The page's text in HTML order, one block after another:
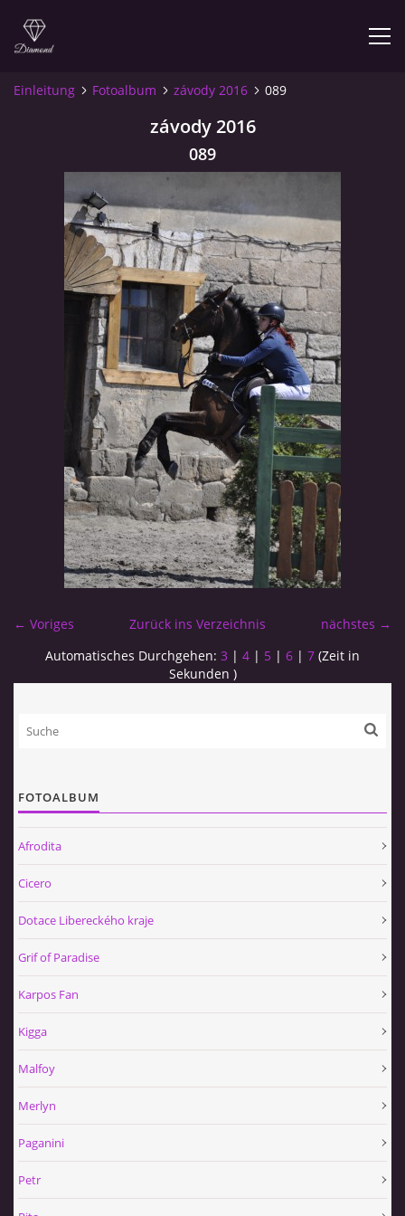
© 2026 eStránky.cz
Einleitung Fotoalbum závody 2016 089
závody 2016
089
← Voriges nächstes →
Zurück ins Verzeichnis
Automatisches Durchgehen: 3 | 4 | 5 | 6 | 7 (Zeit in
Sekunden )
FOTOALBUM
Afrodita
Cicero
Dotace Libereckého kraje
Grif of Paradise
Karpos Fan
Kigga
Malfoy
Merlyn
Paganini
Petr